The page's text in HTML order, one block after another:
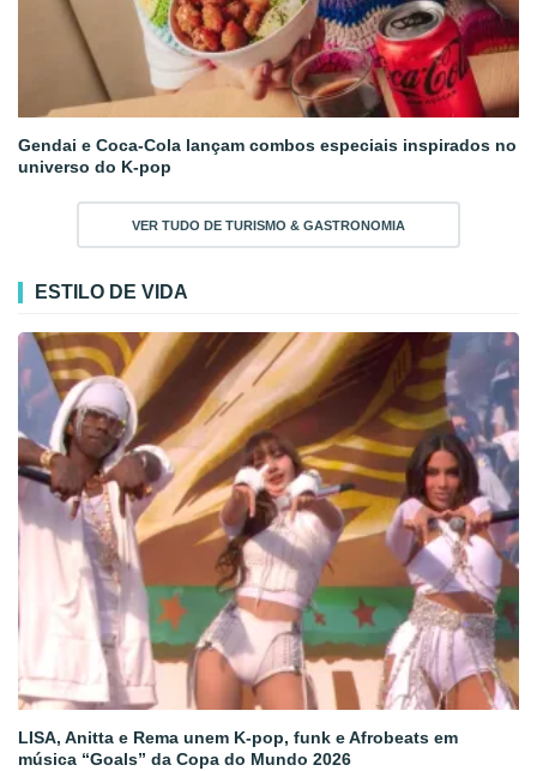
Gendai e Coca-Cola lançam combos especiais inspirados no
universo do K-pop
VER TUDO DE TURISMO & GASTRONOMIA
ESTILO DE VIDA
LISA, Anitta e Rema unem K-pop, funk e Afrobeats em
música “Goals” da Copa do Mundo 2026